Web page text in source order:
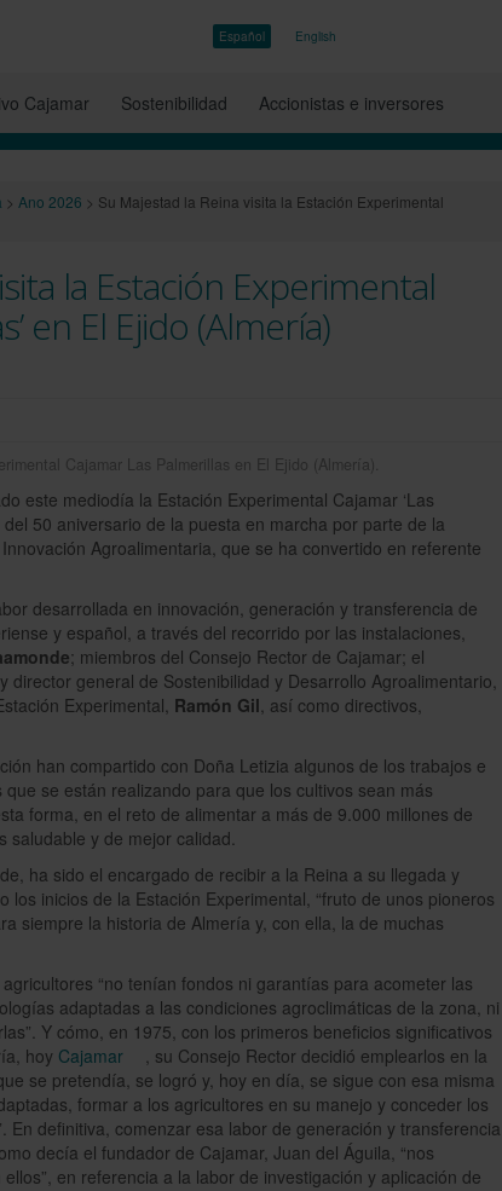
Español English
Cajamar Sostenibilidad Accionistas e inversores
> Ano 2026 > Su Majestad la Reina visita la Estación Experimental
la Estación Experimental
en El Ejido (Almería)
Cajamar Las Palmerillas en El Ejido (Almería).
este mediodía la Estación Experimental Cajamar ‘Las
50 aniversario de la puesta en marcha por parte de la
Agroalimentaria, que se ha convertido en referente
desarrollada en innovación, generación y transferencia de
y español, a través del recorrido por las instalaciones,
; miembros del Consejo Rector de Cajamar; el
director general de Sostenibilidad y Desarrollo Agroalimentario,
Experimental, Ramón Gil, así como directivos,
han compartido con Doña Letizia algunos de los trabajos e
se están realizando para que los cultivos sean más
forma, en el reto de alimentar a más de 9.000 millones de
saludable y de mejor calidad.
ha sido el encargado de recibir a la Reina a su llegada y
inicios de la Estación Experimental, “fruto de unos pioneros
siempre la historia de Almería y, con ella, la de muchas
“no tenían fondos ni garantías para acometer las
adaptadas a las condiciones agroclimáticas de la zona, ni
Y cómo, en 1975, con los primeros beneficios significativos
hoy Cajamar
, su Consejo Rector decidió emplearlos en la
se pretendía, se logró y, hoy en día, se sigue con esa misma
formar a los agricultores en su manejo y conceder los
En definitiva, comenzar esa labor de generación y transferencia
decía el fundador de Cajamar, Juan del Águila, “nos
en referencia a la labor de investigación y aplicación de